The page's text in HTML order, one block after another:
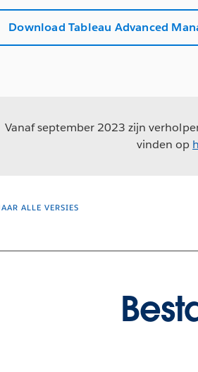
Download Tableau Advanced
Vanaf september 2023 zijn
vinden op
ALLE VERSIES